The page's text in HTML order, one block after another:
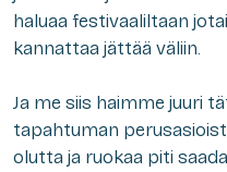
haluaa festivaaliltaan
kannattaa jättää väliin.
Ja me siis haimme juuri
tapahtuman
olutta ja ruokaa piti